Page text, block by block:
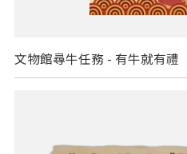
文物館尋牛任務 - 有牛就有禮